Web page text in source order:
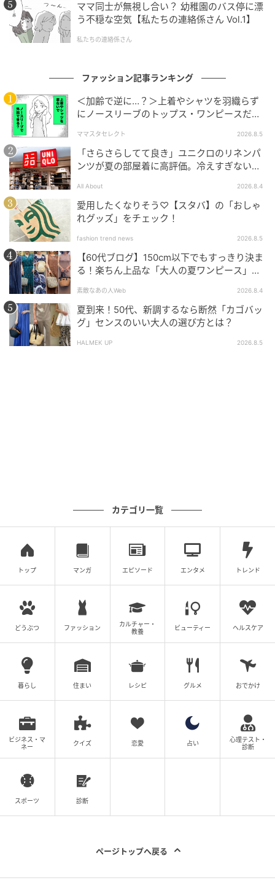
出典：ユニクロ公式オンラインストア
コットンナイロンサーキュラースカート
￥3,990（税込）
ママ同士が無視し合い？ 幼稚園のバス停に漂
う不穏な空気【私たちの連絡係さん Vol.1】
私たちの連絡係さん
ファッション記事ランキング
＜加齢で逆に…？＞上着やシャツを羽織らず
にノースリーブのトップス・ワンピースだけ
ママスタセレクト 2026.8.5
「さらさらしてて良き」ユニクロのリネンパ
ンツが夏の部屋着に高評価。冷えすぎない肌
All About 2026.8.4
愛用したくなりそう♡【スタバ】の「おしゃ
れグッズ」をチェック！
fashion trend news 2026.8.5
【60代ブログ】150cm以下でもすっきり決ま
る！楽ちん上品な「大人の夏ワンピース」コ
素敵なあの人Web 2026.8.4
夏到来！50代、新調するなら断然「カゴバッ
グ」センスのいい大人の選び方とは？
HALMEK UP 2026.8.5
カテゴリ一覧
トップ マンガ エピソード エンタメ トレンド
どうぶつ ファッション
カルチャー・
教養
ビューティー ヘルスケア
暮らし 住まい レシピ グルメ おでかけ
ビジネス・マ
ネー
クイズ 恋愛 占い
心理テスト・
診断
スポーツ 診断
ページトップへ戻る